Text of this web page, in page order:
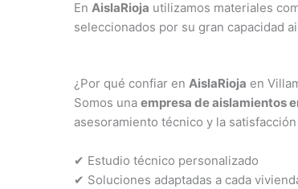
En AislaRioja utilizamos materiales
seleccionados por su gran capacidad
¿Por qué confiar en AislaRioja en
Somos una empresa de aislamientos
asesoramiento técnico y la
✔ Estudio técnico personalizado
✔ Soluciones adaptadas a cada